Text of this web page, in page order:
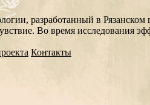
разработанный в Рязанском
Во время исследования
Контакты